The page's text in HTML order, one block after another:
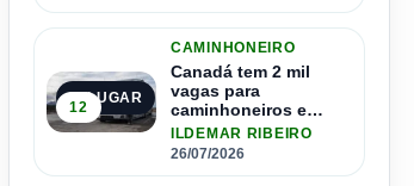
2º LUGAR
12
CAMINHONEIRO
Canadá tem 2 mil
vagas para
caminhoneiros e
salário de até R$ 24
mil por mês
ILDEMAR RIBEIRO
26/07/2026